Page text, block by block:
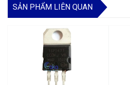
SẢN PHẨM LIÊN QUAN